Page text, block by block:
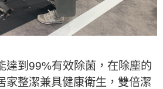
達到99%有效除菌，在除塵的
家整潔兼具健康衛生，雙倍潔